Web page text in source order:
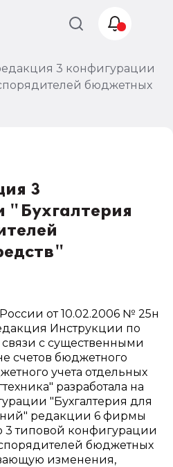
3 конфигурации
бюджетных
3
"Бухгалтерия
от 10.02.2006 № 25н
Инструкции по
с существенными
счетов бюджетного
учета отдельных
разработала на
"Бухгалтерия для
редакции 6 фирмы
типовой конфигурации
бюджетных
изменения,